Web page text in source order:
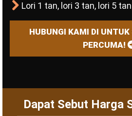
Lori 1 tan, lori 3 tan, lori 5
HUBUNGI KAMI DI
PERCUMA!
Dapat Sebut Harga